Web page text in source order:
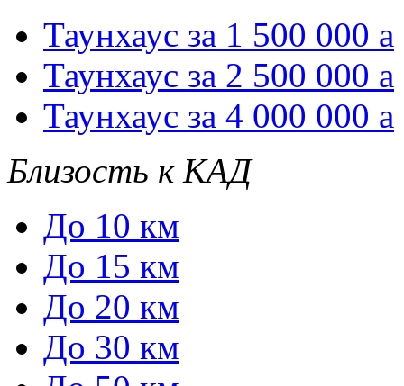
Таунхаус за 1 500 000 a
Таунхаус за 2 500 000 a
Таунхаус за 4 000 000 a
Близость к КАД
До 10 км
До 15 км
До 20 км
До 30 км